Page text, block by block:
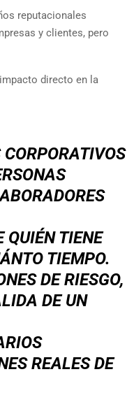
reputacionales
y clientes, pero
directo en la
QUIÉN TIENE
TIEMPO.
DE RIESGO,
DE UN
REALES DE